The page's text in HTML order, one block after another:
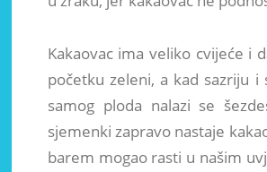
Kakaovac ima veliko cvijeće i
početku zeleni, a kad sazriju
samog ploda nalazi se
sjemenki zapravo nastaje
barem mogao rasti u našim